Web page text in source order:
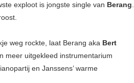
exploot is jongste single van Berang.
weg rockte, laat Berang aka Bert
meer uitgekleed instrumentarium
en Janssens’ warme